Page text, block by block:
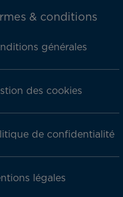
& conditions
générales
des cookies
de confidentialité
légales